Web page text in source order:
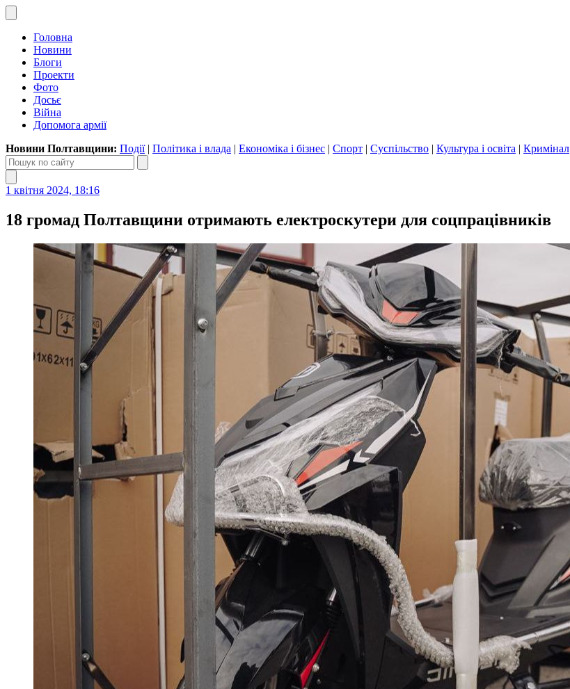
Головна
Новини
Блоги
Проекти
Фото
Досьє
Війна
Допомога армії
Новини Полтавщини: Події| Політика і влада | Економіка і бізнес | Спорт | Суспільство | Культура і освіта | Кримінал
1 квітня 2024, 18:16
18 громад Полтавщини отримають електроскутери для соцпрацівників